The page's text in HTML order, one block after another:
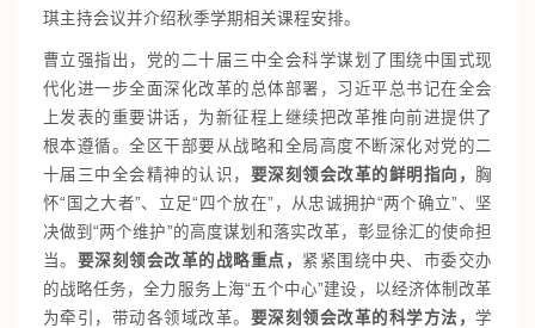
琪主持会议并介绍秋季学期相关课程安排。
曹立强指出，党的二十届三中全会科学谋划了围绕中国式现
代化进一步全面深化改革的总体部署，习近平总书记在全会
上发表的重要讲话，为新征程上继续把改革推向前进提供了
根本遵循。全区干部要从战略和全局高度不断深化对党的二
十届三中全会精神的认识， 要深刻领会改革的鲜明指向， 胸
怀“国之大者”、立足“四个放在”，从忠诚拥护“两个确立”、坚
决做到“两个维护”的高度谋划和落实改革，彰显徐汇的使命担
当。 要深刻领会改革的战略重点， 紧紧围绕中央、市委交办
的战略任务，全力服务上海“五个中心”建设，以经济体制改革
为牵引，带动各领域改革。 要深刻领会改革的科学方法，学